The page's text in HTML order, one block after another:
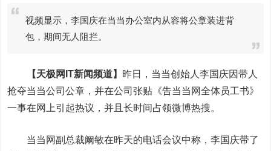
视频显示，李国庆在当当办公室内从容将公章装进背
包，期间无人阻拦。
【天极网IT新闻频道】 昨日，当当创始人李国庆因带人
抢夺当当公司公章，并在公司张贴《告当当网全体员工书》
一事在网上引起热议，并且长时间占领微博热搜。
当当网副总裁阚敏在昨天的电话会议中称，李国庆带了